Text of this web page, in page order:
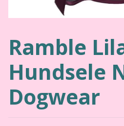
Ramble
Hundsele
Dogwear